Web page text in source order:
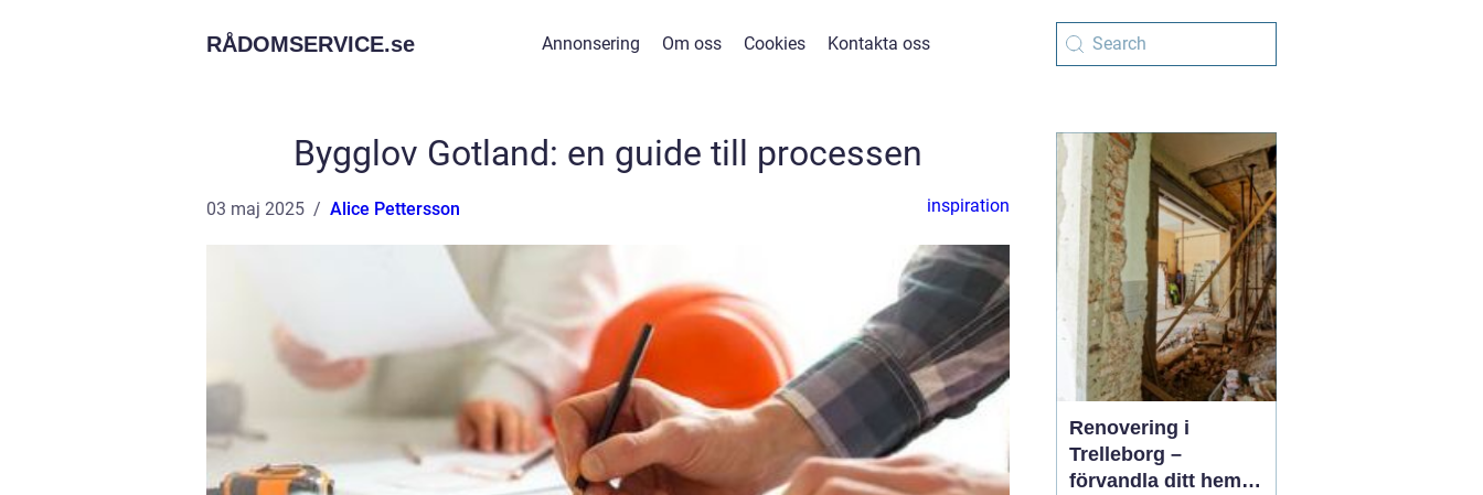
RÅDOMSERVICE.se Annonsering Om oss Cookies Kontakta oss
Bygglov Gotland: en guide till processen
03 maj 2025 Alice Pettersson inspiration
Renovering i
Trelleborg –
förvandla ditt hem